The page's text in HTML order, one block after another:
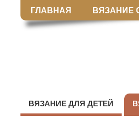
ГЛАВНАЯ ВЯЗАНИЕ
ВЯЗАНИЕ ДЛЯ ДЕТЕЙ